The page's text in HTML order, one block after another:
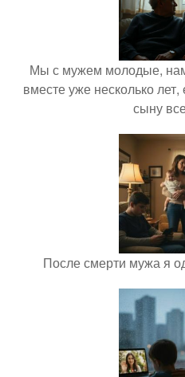
Мы с мужем молодые,
вместе уже несколько
сыну
После смерти мужа я